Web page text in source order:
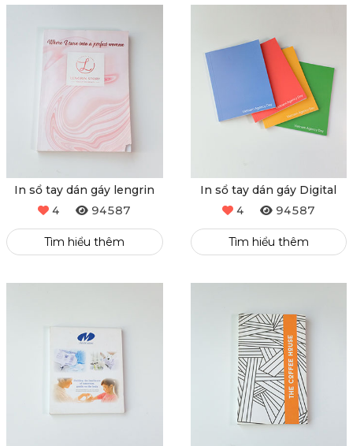
In sổ tay dán gáy lengrin
4
94587
Tìm hiểu thêm
In sổ tay dán gáy Digital
4
94587
Tìm hiểu thêm